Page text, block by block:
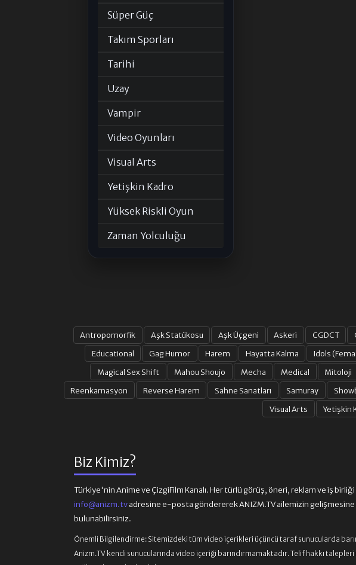
Süper Güç
Takım Sporları
Tarihi
Uzay
Vampir
Video Oyunları
Visual Arts
Yetişkin Kadro
Yüksek Riskli Oyun
Zaman Yolculuğu
Antropomorfik Aşk Statükosu Aşk Üçgeni Askeri CGDCT
Educational
Gag Humor Harem Hayatta Kalma Idols
Magical Sex Shift
Mahou Shoujo Mecha Medical Mitoloji
Reenkarnasyon
Reverse Harem Sahne Sanatları Samuray
Visual Arts
Yetişkin
Biz Kimiz?
Türkiye'nin Anime ve ÇizgiFilm Kanalı. Her türlü görüş, öneri, reklam ve iş
info@anizm.tvadresine e-posta göndererek ANIZM.TV ailemizin gelişmesine
bulunabilirsiniz.
Önemli Bilgilendirme:Sitemizdeki tüm video içerikleri üçüncü taraf sunucularda
Anizm.TV kendi sunucularında video içeriği barındırmamaktadır. Telif hakkı